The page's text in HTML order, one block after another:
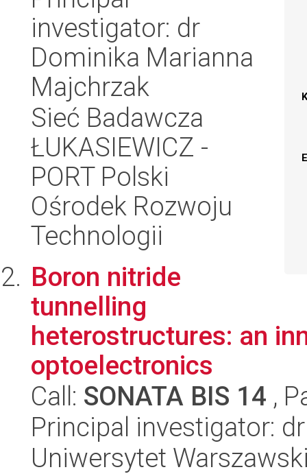
investigator: dr
Dominika Marianna
Majchrzak
Sieć Badawcza
ŁUKASIEWICZ -
PORT Polski
Ośrodek Rozwoju
Technologii
Boron nitride
tunnelling
heterostructures: an
optoelectronics
Call: SONATA BIS 14 ,
Principal investigator:
Uniwersytet